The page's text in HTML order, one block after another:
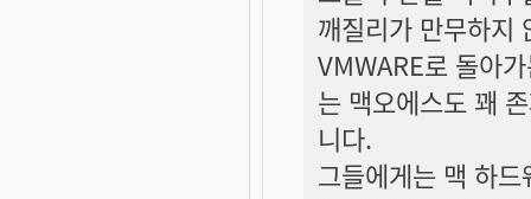
깨질리가 만무하지
VMWARE로 돌아
는 맥오에스도 꽤
니다.
그들에게는 맥 하